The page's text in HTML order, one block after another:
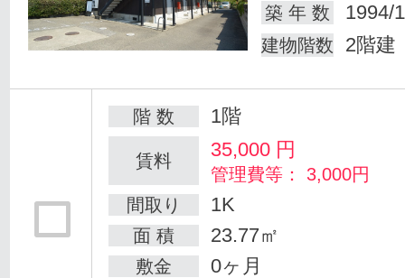
築 年 数
1994/
建物階数 2階建
階 数 1階
賃料 35,000 円
管理費等： 3,000円
間取り
1K
面 積 23.77㎡
敷金 0ヶ月